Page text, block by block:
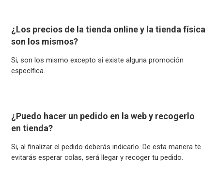
¿Los precios de la tienda online y la tienda física
son los mismos?
Si, son los mismo excepto si existe alguna promoción
específica.
¿Puedo hacer un pedido en la web y recogerlo
en tienda?
Si, al finalizar el pedido deberás indicarlo. De esta manera te
evitarás esperar colas, será llegar y recoger tu pedido.